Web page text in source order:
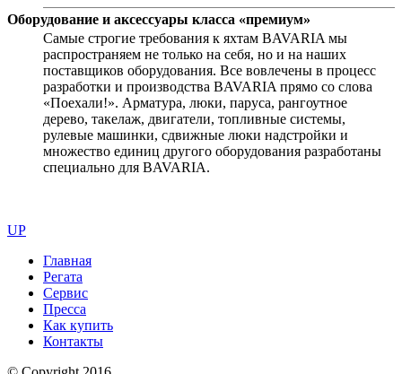
Оборудование и аксессуары класса «премиум»
Самые строгие требования к яхтам BAVARIA мы
распространяем не только на себя, но и на наших
поставщиков оборудования. Все вовлечены в процесс
разработки и производства BAVARIA прямо со слова
«Поехали!». Арматура, люки, паруса, рангоутное
дерево, такелаж, двигатели, топливные системы,
рулевые машинки, сдвижные люки надстройки и
множество единиц другого оборудования разработаны
специально для BAVARIA.
UP
Главная
Регата
Сервис
Пресса
Как купить
Контакты